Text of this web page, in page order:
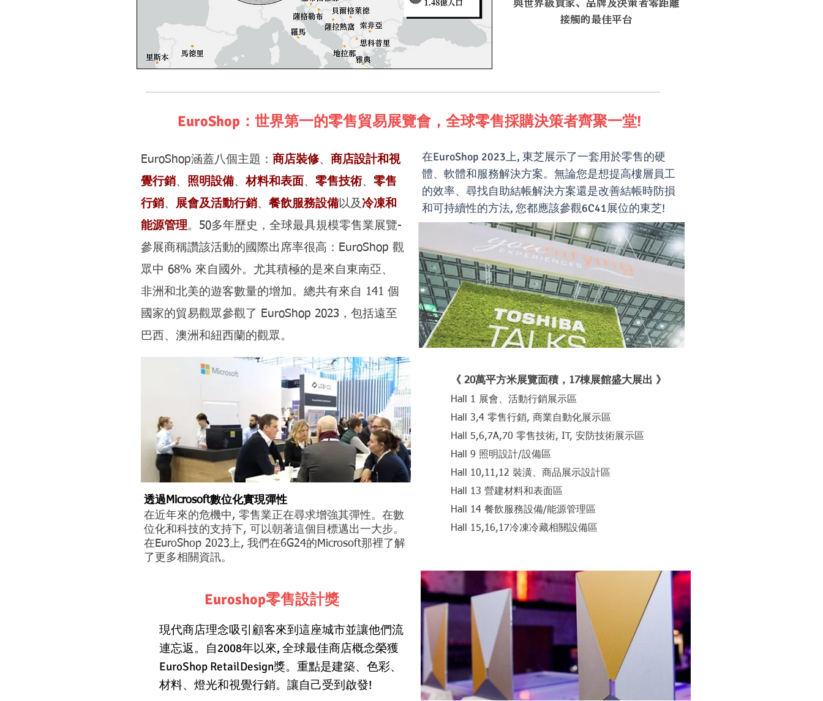
與世界級買家、品牌及決策者零距離
接觸的最佳平台
EuroShop：世界第一的零售貿易展覽會，全球零售採購決策者齊聚一堂!
EuroShop涵蓋八個主題： 商店裝修、 商店設計和視
覺行銷、 照明設備、材料和表面、 零售技術、 零售
行銷、 展會及活動行銷、 餐飲服務設備以及 冷凍和
能源管理。50多年歷史，全球最具規模零售業展覽-
參展商稱讚該活動的國際出席率很高：EuroShop 觀
眾中 68% 來自國外。尤其積極的是來自東南亞、
非洲和北美的遊客數量的增加。總共有來自 141 個
國家的貿易觀眾參觀了 EuroShop 2023，包括遠至
巴西、澳洲和紐西蘭的觀眾。
透過Microsoft數位化實現彈性
在近年來的危機中, 零售業正在尋求增強其彈性。在數
位化和科技的支持下, 可以朝著這個目標邁出一大步。
在EuroShop 2023上, 我們在6G24的Microsoft那裡了解
了更多相關資訊。
Euroshop零售設計獎
現代商店理念吸引顧客來到這座城市並讓他們流
連忘返。自2008年以來, 全球最佳商店概念榮獲
EuroShop RetailDesign獎。重點是建築、色彩、
材料、燈光和視覺行銷。讓自己受到啟發!
在EuroShop 2023上, 東芝展示了一套用於零售的硬
體、軟體和服務解決方案。無論您是想提高樓層員工
的效率、尋找自助結帳解決方案還是改善結帳時防損
和可持續性的方法, 您都應該參觀6C41展位的東芝!
《 20萬平方米展覽面積，17棟展館盛大展出 》
Hall 1 展會、活動行銷展示區
Hall 3,4 零售行銷, 商業自動化展示區
Hall 5,6,7A,70 零售技術, IT, 安防技術展示區
Hall 9 照明設計/設備區
Hall 10,11,12 裝潢、商品展示設計區
Hall 13 營建材料和表面區
Hall 14 餐飲服務設備/能源管理區
Hall 15,16,17冷凍冷藏相關設備區